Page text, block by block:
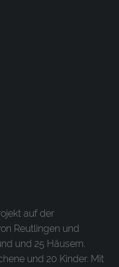
auf der
Reutlingen und
und 25 Häusern.
und 20 Kinder. Mit